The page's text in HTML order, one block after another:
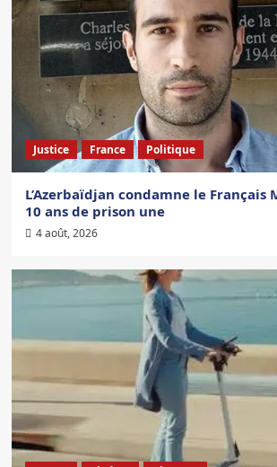
Justice France Politique
L’Azerbaïdjan condamne le Français
10 ans de prison une
4 août, 2026